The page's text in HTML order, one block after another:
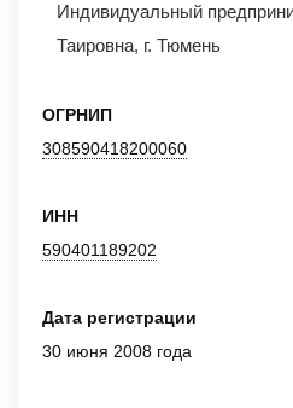
Индивидуальный
Таировна, г. Тюмень
ОГРНИП
308590418200060
ИНН
590401189202
Дата регистрации
30 июня 2008 года